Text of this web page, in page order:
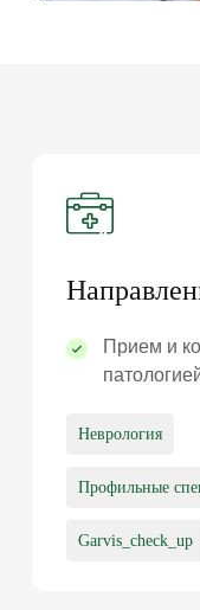
Прием и
Неврология
Профильные
Garvis_check_up